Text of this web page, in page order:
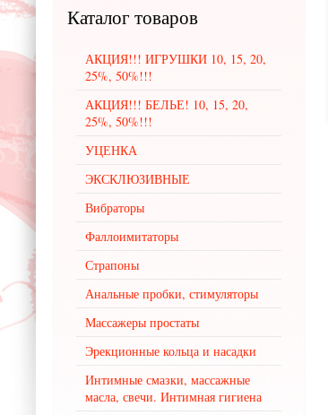
Каталог товаров
АКЦИЯ!!! ИГРУШКИ 10, 15, 20,
25%, 50%!!!
АКЦИЯ!!! БЕЛЬЕ! 10, 15, 20,
25%, 50%!!!
УЦЕНКА
ЭКСКЛЮЗИВНЫЕ
Вибраторы
Фаллоимитаторы
Страпоны
Анальные пробки, стимуляторы
Массажеры простаты
Эрекционные кольца и насадки
Интимные смазки, массажные
масла, свечи. Интимная гигиена